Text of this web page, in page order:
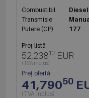
Combustibil
Diesel
Transmisie
Putere (CP)
177
Preț listă
52,23812 EUR
(TVA inclus)
Preț ofertă
41,79050
(TVA inclus)